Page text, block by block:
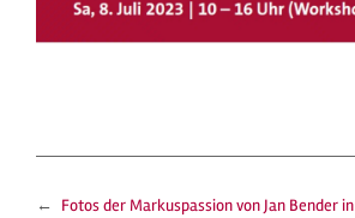
← Fotos der Markuspassion von Jan Bender in